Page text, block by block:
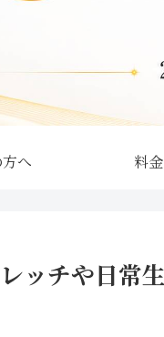
へ 料金
ッチや日常